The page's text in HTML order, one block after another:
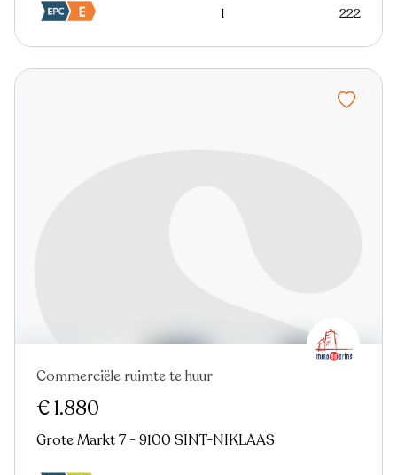
1 222
Commerciële ruimte te huur
€ 1.880
Grote Markt 7 - 9100 SINT-NIKLAAS